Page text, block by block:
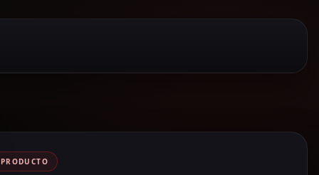
PRODUCTO